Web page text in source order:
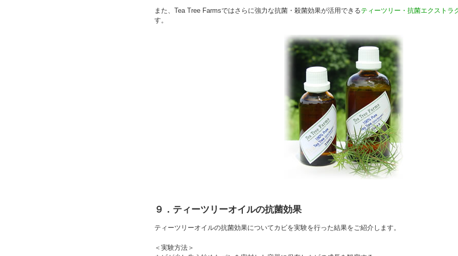
また、Tea Tree Farmsではさらに強力な抗菌・殺菌効果が活用できるティーツリー・抗菌エクストラ
す。
９．ティーツリーオイルの抗菌効果
ティーツリーオイルの抗菌効果についてカビを実験を行った結果をご紹介します。
＜実験方法＞